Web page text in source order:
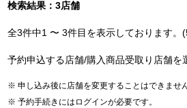
検索結果：3店舗
全3件中1 〜 3件目を表示しております。
予約申込する店舗/購入商品受取り店舗を
申し込み後に店舗を変更することはできません
予約手続きにはログインが必要です。